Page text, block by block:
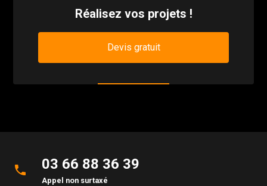
Réalisez vos projets !
Devis gratuit
phone 03 66 88 36 39
Appel non surtaxé